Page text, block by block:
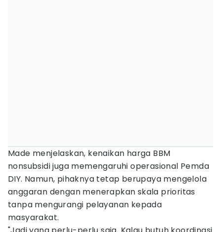
Made menjelaskan, kenaikan harga BBM
nonsubsidi juga memengaruhi operasional Pemda
DIY. Namun, pihaknya tetap berupaya mengelola
anggaran dengan menerapkan skala prioritas
tanpa mengurangi pelayanan kepada
masyarakat.